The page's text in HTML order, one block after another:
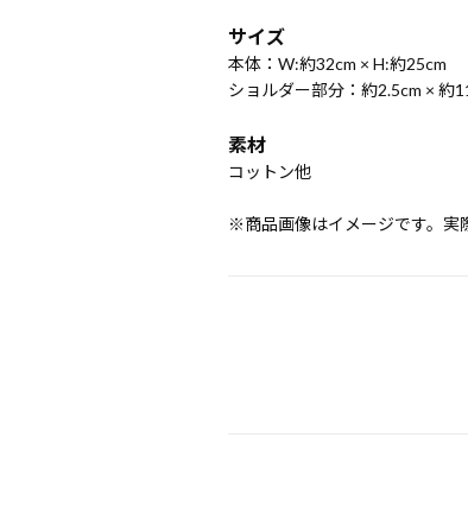
サイズ
本体：W:約32cm × H:約25cm
ショルダー部分：約2.5cm × 約
素材
コットン他
※商品画像はイメージです。実